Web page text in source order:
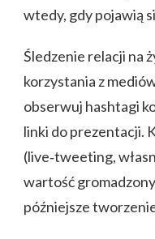
wtedy, gdy pojawią
Śledzenie relacji na
korzystania z
obserwuj hashtagi
linki do prezentacji.
(live‑tweeting,
wartość
późniejsze